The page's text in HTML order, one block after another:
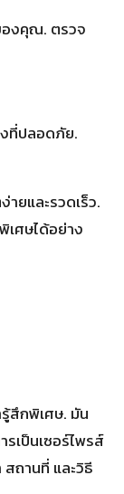
ยและรวดเร็ว.
เศษได้อย่าง
สึกพิเศษ. มัน
ป็นเซอร์ไพรส์
.
อวันธรรมดา